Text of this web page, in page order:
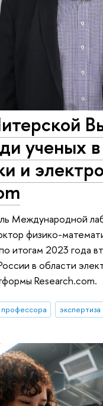
ученых
и
Международной
физико-
итогам 2023 года
в области
Research.com.
профессора экспертиза